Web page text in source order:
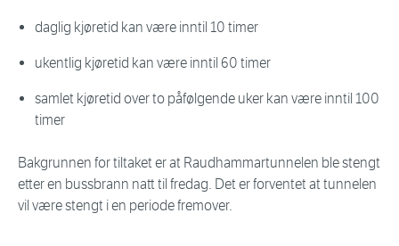
daglig kjøretid kan være inntil 10 timer
ukentlig kjøretid kan være inntil 60 timer
samlet kjøretid over to påfølgende uker kan være inntil 100
timer
Bakgrunnen for tiltaket er at Raudhammartunnelen ble stengt
etter en bussbrann natt til fredag. Det er forventet at tunnelen
vil være stengt i en periode fremover.